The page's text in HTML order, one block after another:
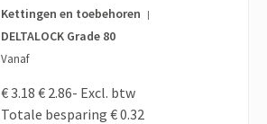
Kettingen en toebehoren
DELTALOCK Grade 80
Vanaf
€ 3.18 € 2.86- Excl. btw
Totale besparing € 0.32